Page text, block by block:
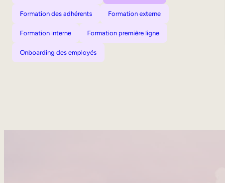
Formation des adhérents Formation externe
Formation interne Formation première ligne
Onboarding des employés